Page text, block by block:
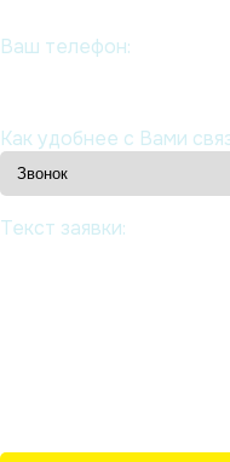
Ваш телефон:
Как удобнее с Вами
Текст заявки: